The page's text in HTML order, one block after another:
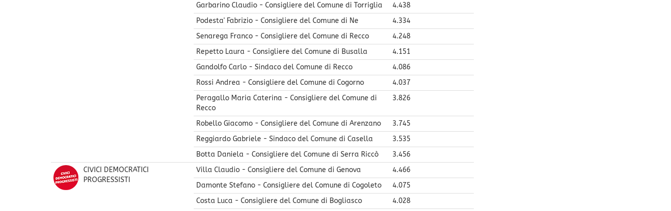
Garbarino Claudio - Consigliere del Comune di Torriglia
4.438
Podesta' Fabrizio - Consigliere del Comune di Ne
4.334
Senarega Franco - Consigliere del Comune di Recco
4.248
Repetto Laura - Consigliere del Comune di Busalla
4.151
Gandolfo Carlo - Sindaco del Comune di Recco
4.086
Rossi Andrea - Consigliere del Comune di Cogorno
4.037
Peragallo Maria Caterina - Consigliere del Comune di
Recco
3.826
Robello Giacomo - Consigliere del Comune di Arenzano
3.745
Reggiardo Gabriele - Sindaco del Comune di Casella
3.535
Botta Daniela - Consigliere del Comune di Serra Riccò
3.456
CIVICI DEMOCRATICI
PROGRESSISTI
Villa Claudio - Consigliere del Comune di Genova
4.466
Damonte Stefano - Consigliere del Comune di Cogoleto
4.075
Costa Luca - Consigliere del Comune di Bogliasco
4.028